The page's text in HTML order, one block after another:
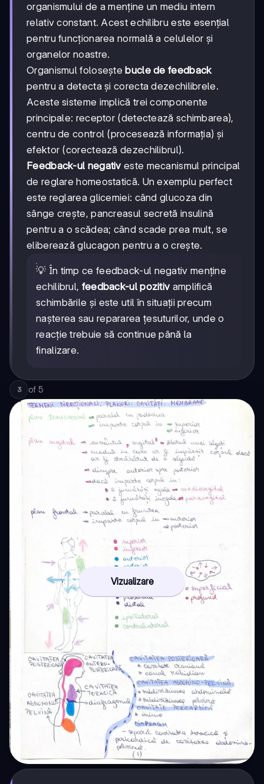
organismului de a menține un mediu intern
relativ constant. Acest echilibru este esențial
pentru funcționarea normală a celulelor și
organelor noastre.
Organismul foloseștebucle de feedback
pentru a detecta și corecta dezechilibrele.
Aceste sisteme implică trei componente
principale: receptor (detectează schimbarea),
centru de control (procesează informația) și
efektor (corectează dezechilibrul).
Feedback-ul negativeste mecanismul principal
de reglare homeostatică. Un exemplu perfect
este reglarea glicemiei: când glucoza din
sânge crește, pancreasul secretă insulină
pentru a o scădea; când scade prea mult, se
eliberează glucagon pentru a o crește.
💡 În timp ce feedback-ul negativ menține
echilibrul, feedback-ul pozitivamplifică
schimbările și este util în situații precum
nașterea sau repararea țesuturilor, unde o
reacție trebuie să continue până la
finalizare.
3 of 5
Vizualizare